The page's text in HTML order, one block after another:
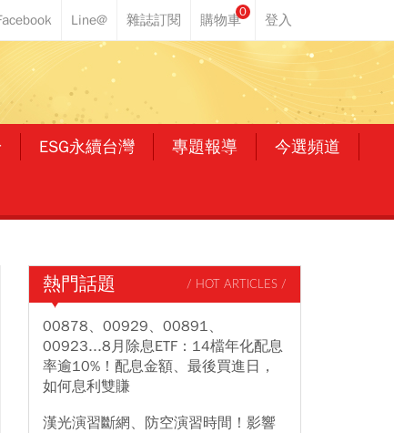
0
ESG永續台灣 專題報導 今選頻道
熱門話題 / HOT ARTICLES /
00878、00929、00891、
00923...8月除息ETF：14檔年化配息
率逾10%！配息金額、最後買進日，
如何息利雙賺
漢光演習斷網、防空演習時間！影響